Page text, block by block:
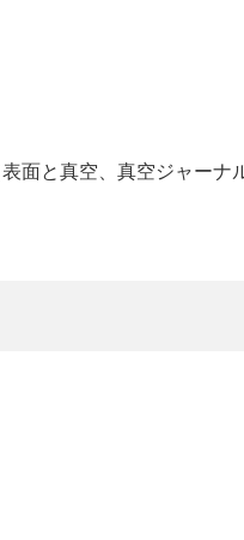
面と真空、真空ジャーナ